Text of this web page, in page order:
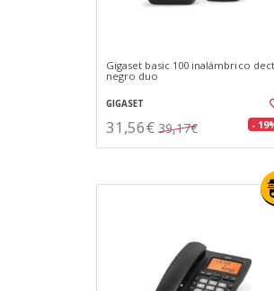
Gigaset basic 100 inalámbrico dect
negro duo
GIGASET
31,56€ 39,17€ -